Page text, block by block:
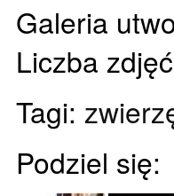
Galeria
Liczba
Tagi:
Podziel się: